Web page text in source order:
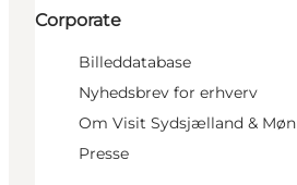
Corporate
Billeddatabase
Nyhedsbrev for erhverv
Om Visit Sydsjælland & Møn
Presse